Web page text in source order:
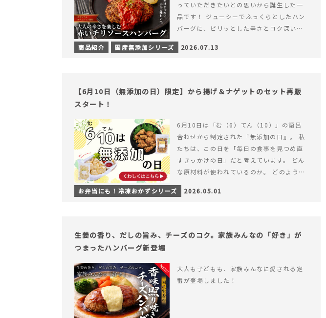
っていただきたいとの思いから誕生した一
品です！ ジューシーでふっくらとしたハン
バーグに、ピリッとした辛さとコク深い旨
みが楽しめる特製チリソース&hellip; 続き
を読む ピリッと刺激のある、大人の辛さを
商品紹介 国産無添加シリーズ 2026.07.13
【6月10日（無添加の日）限定】から揚げ＆ナゲットのセット再販
スタート！
6月10日は「む（6）てん（10）」の語呂
合わせから制定された『無添加の日』。 私
たちは、この日を「毎日の食事を見つめ直
すきっかけの日」だと考えています。 どん
な原材料が使われているのか。 どのように
つくられているのか。&hellip; 続きを読む
【6月10日（無添加の日）限定】から揚げ
お弁当にも！冷凍おかずシリーズ 2026.05.01
生姜の香り、だしの旨み、チーズのコク。家族みんなの「好き」が
つまったハンバーグ新登場
大人も子どもも、家族みんなに愛される定
番が登場しました！